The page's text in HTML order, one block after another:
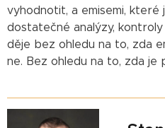
vyhodnotit, a emisemi,
dostatečné analýzy,
děje bez ohledu na to, zda
ne. Bez ohledu na to, zda je